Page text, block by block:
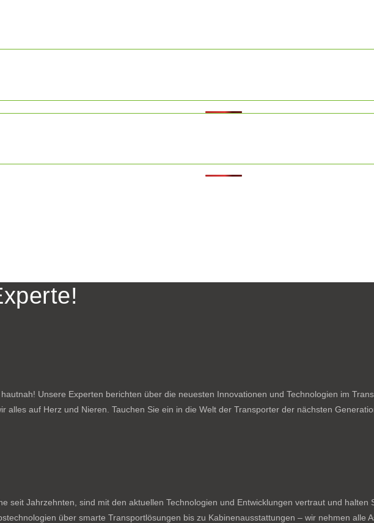
Unsere Experten berichten über die neuesten Innovationen und Technologien im
alles auf Herz und Nieren. Tauchen Sie ein in die Welt der Transporter der nächsten
seit Jahrzehnten, sind mit den aktuellen Technologien und Entwicklungen vertraut und
über smarte Transportlösungen bis zu Kabinenausstattungen – wir nehmen alle